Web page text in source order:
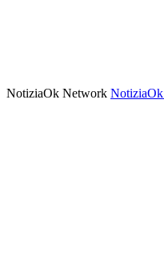
NotiziaOk Network NotiziaOk